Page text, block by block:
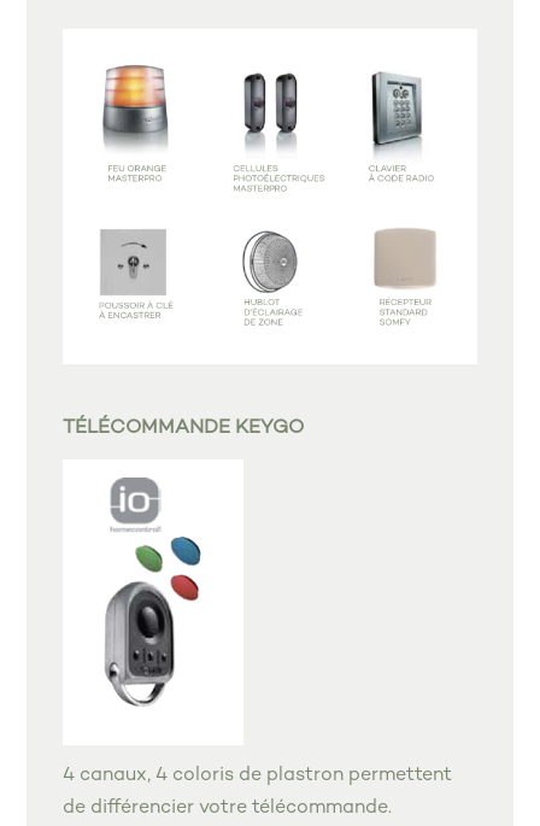
TÉLÉCOMMANDE KEYGO
4 canaux, 4 coloris de plastron permettent
de différencier votre télécommande.